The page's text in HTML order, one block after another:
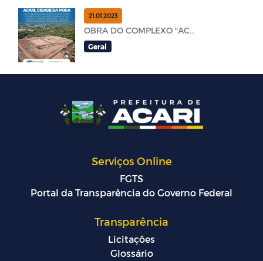
21.01.2023
OBRA DO COMPLEXO "AC...
Geral
Serviços Online
FGTS
Portal da Transparência do Governo Federal
Transparência
Licitações
Glossário